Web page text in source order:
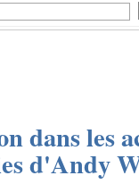
dans les
d'Andy